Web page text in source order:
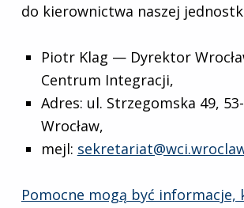
do kierownictwa naszej
Piotr Klag — Dyrektor
Centrum Integracji,
Adres: ul. Strzegomska 49,
Wrocław,
mejl:
Pomocne mogą być informacje,